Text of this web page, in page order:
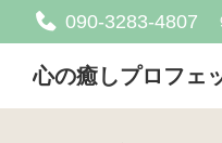
090-3283-4807
心の癒しプロフェ